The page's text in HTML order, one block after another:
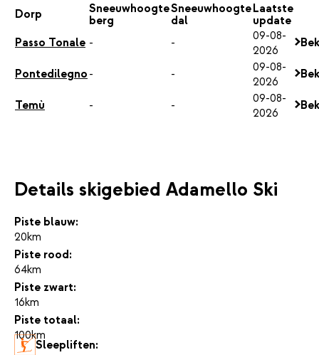
Dorp
Sneeuwhoogte
berg
Sneeuwhoogte
dal
Laatste
update
Passo Tonale - -
09-08-
2026
Pontedilegno - -
09-08-
2026
Temù - -
09-08-
2026
Details skigebied Adamello Ski
Piste blauw:
20km
Piste rood:
64km
Piste zwart:
16km
Piste totaal:
100km
Sleepliften: